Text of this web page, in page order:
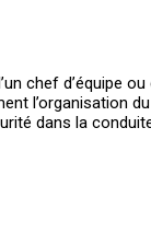
chef d’équipe
l’organisation
dans la